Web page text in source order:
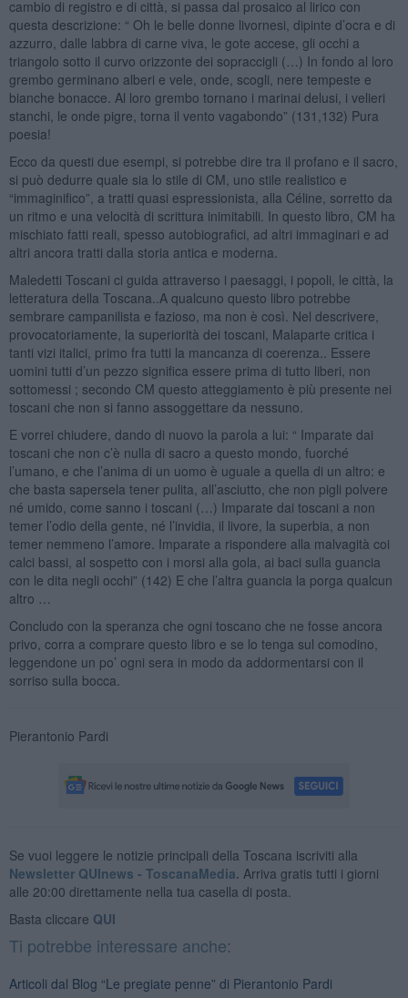
cambio di registro e di città, si passa dal prosaico al lirico con
questa descrizione: “ Oh le belle donne livornesi, dipinte d’ocra e di
azzurro, dalle labbra di carne viva, le gote accese, gli occhi a
triangolo sotto il curvo orizzonte dei sopraccigli (…) In fondo al loro
grembo germinano alberi e vele, onde, scogli, nere tempeste e
bianche bonacce. Al loro grembo tornano i marinai delusi, i velieri
stanchi, le onde pigre, torna il vento vagabondo” (131,132) Pura
poesia!
Ecco da questi due esempi, si potrebbe dire tra il profano e il sacro,
si può dedurre quale sia lo stile di CM, uno stile realistico e
“immaginifico”, a tratti quasi espressionista, alla Céline, sorretto da
un ritmo e una velocità di scrittura inimitabili. In questo libro, CM ha
mischiato fatti reali, spesso autobiografici, ad altri immaginari e ad
altri ancora tratti dalla storia antica e moderna.
Maledetti Toscani ci guida attraverso i paesaggi, i popoli, le città, la
letteratura della Toscana..A qualcuno questo libro potrebbe
sembrare campanilista e fazioso, ma non è così. Nel descrivere,
provocatoriamente, la superiorità dei toscani, Malaparte critica i
tanti vizi italici, primo fra tutti la mancanza di coerenza.. Essere
uomini tutti d’un pezzo significa essere prima di tutto liberi, non
sottomessi ; secondo CM questo atteggiamento è più presente nei
toscani che non si fanno assoggettare da nessuno.
E vorrei chiudere, dando di nuovo la parola a lui: “ Imparate dai
toscani che non c’è nulla di sacro a questo mondo, fuorché
l’umano, e che l’anima di un uomo è uguale a quella di un altro: e
che basta sapersela tener pulita, all’asciutto, che non pigli polvere
né umido, come sanno i toscani (…) Imparate dai toscani a non
temer l’odio della gente, né l’invidia, il livore, la superbia, a non
temer nemmeno l’amore. Imparate a rispondere alla malvagità coi
calci bassi, al sospetto con i morsi alla gola, ai baci sulla guancia
con le dita negli occhi” (142) E che l’altra guancia la porga qualcun
altro …
Concludo con la speranza che ogni toscano che ne fosse ancora
privo, corra a comprare questo libro e se lo tenga sul comodino,
leggendone un po’ ogni sera in modo da addormentarsi con il
sorriso sulla bocca.
Pierantonio Pardi
Se vuoi leggere le notizie principali della Toscana iscriviti alla
Newsletter QUInews - ToscanaMedia. Arriva gratis tutti i giorni
alle 20:00 direttamente nella tua casella di posta.
Basta cliccare QUI
Ti potrebbe interessare anche:
Articoli dal Blog “Le pregiate penne” di Pierantonio Pardi